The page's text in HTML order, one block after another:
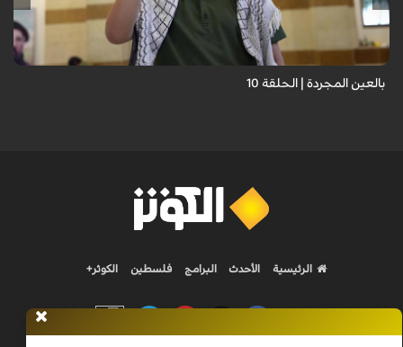
حيث نستمع فيه إلى شهاداتٍ حيّةٍ لأشخاص عايشوا التفجيرات والدمار، فنرى
بعيونهم ت...
بالعين المجردة | الحلقة 10
الرئيسية الأحدث البرامج فلسطين الكوثر+